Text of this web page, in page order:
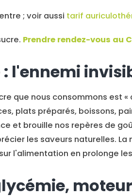
; voir aussi tarif
Prendre rendez-vous au
: l'ennemi
que nous consommons est
plats préparés, boissons,
et brouille nos repères de
les saveurs naturelles.
l'alimentation en prolonge